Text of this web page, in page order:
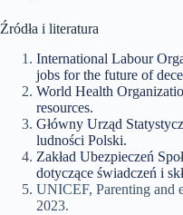
Źródła i literatura
International Labour
jobs for the future of
World Health
resources.
Główny Urząd
ludności Polski.
Zakład Ubezpieczeń
dotyczące świadczeń i
UNICEF, Parenting and
2023.